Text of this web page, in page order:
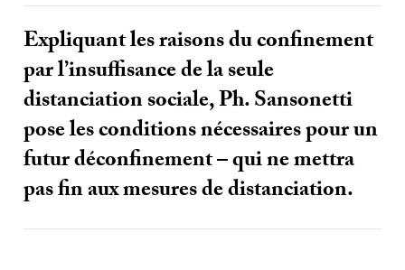
Expliquant les raisons du confinement
par l’insuffisance de la seule
distanciation sociale, Ph. Sansonetti
pose les conditions nécessaires pour un
futur déconfinement – qui ne mettra
pas fin aux mesures de distanciation.